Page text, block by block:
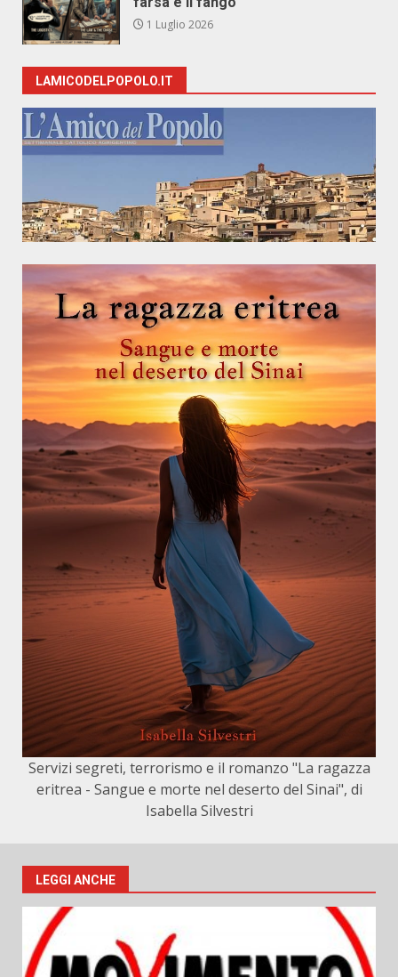
1 Luglio 2026
LAMICODELPOPOLO.IT
Servizi segreti, terrorismo e il romanzo "La ragazza
eritrea - Sangue e morte nel deserto del Sinai", di
Isabella Silvestri
LEGGI ANCHE